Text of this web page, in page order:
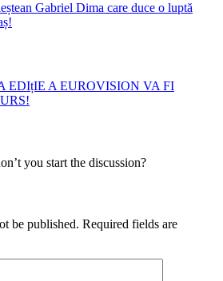
Gabriel Dima care duce o luptă
EDIțIE A EUROVISION VA FI
you start the discussion?
be published. Required fields are